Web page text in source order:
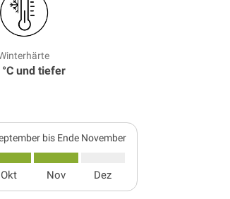
und tiefer
bis Ende November
Okt Nov Dez